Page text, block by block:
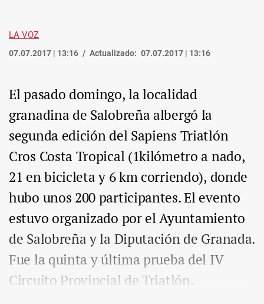
LA VOZ
07.07.2017 | 13:16 Actualizado: 07.07.2017 | 13:16
El pasado domingo, la localidad
granadina de Salobreña albergó la
segunda edición del Sapiens Triatlón
Cros Costa Tropical (1kilómetro a nado,
21 en bicicleta y 6 km corriendo), donde
hubo unos 200 participantes. El evento
estuvo organizado por el Ayuntamiento
de Salobreña y la Diputación de Granada.
Fue la quinta y última prueba del IV
Circuito Provincial de Triatlón.